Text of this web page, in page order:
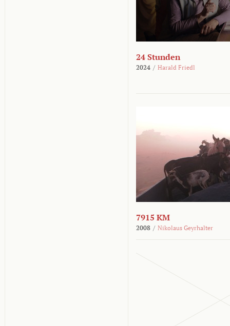
24 Stunden
2024 / Harald Friedl
7915 KM
2008 / Nikolaus Geyrhalter